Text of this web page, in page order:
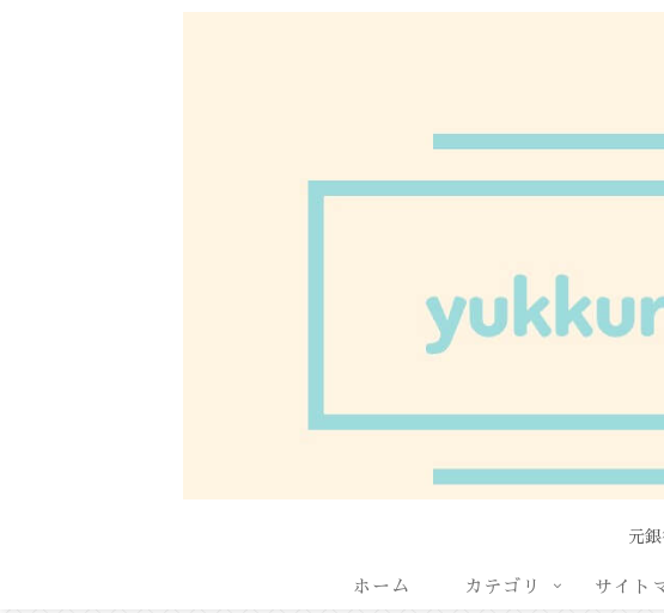
元
ホーム カテゴリ サイト